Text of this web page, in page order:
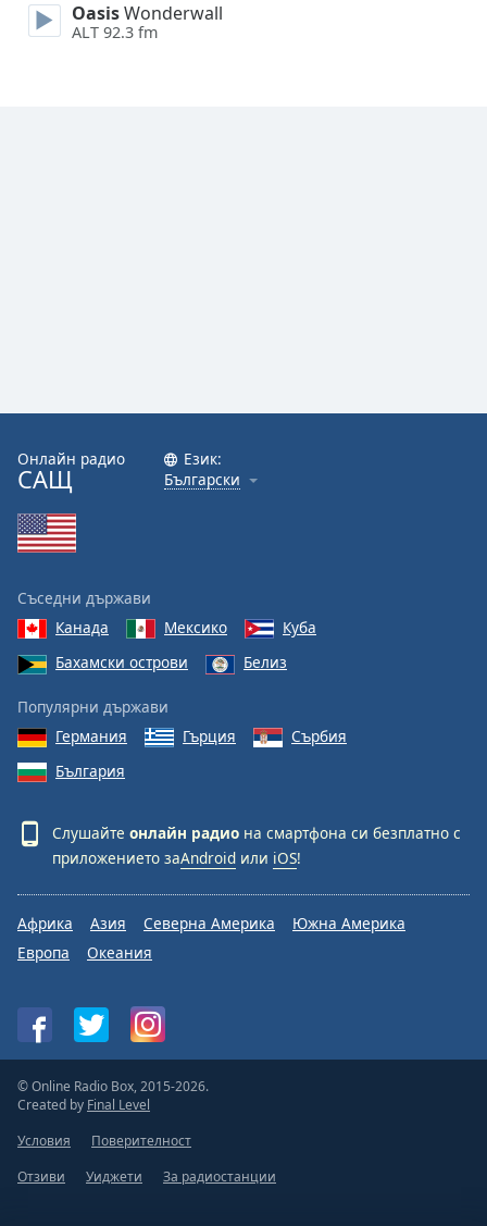
dialog
OasisWonderwall
ALT 92.3 fm
Онлайн радио
САЩ
Език:
Български
Съседни държави
Канада
Мексико
Куба
Бахамски острови
Белиз
Популярни държави
Германия
Гърция
Сърбия
България
Слушайте онлайн радио на смартфона си безплатно с
приложението заAndroid или iOS!
Африка Азия Северна Америка
Южна Америка
Европа
Океания
© Online Radio Box, 2015-2026.
Created by Final Level
Условия
Поверителност
Отзиви
Уиджети За радиостанции